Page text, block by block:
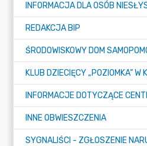
REDAKCJA BIP
INNE OBWIESZCZENIA
SYGNALIŚCI - ZGŁOSZENIE